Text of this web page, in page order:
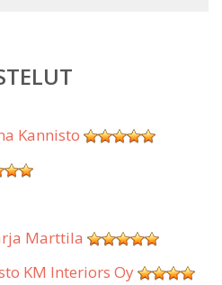
Kannisto
Marttila
KM Interiors Oy